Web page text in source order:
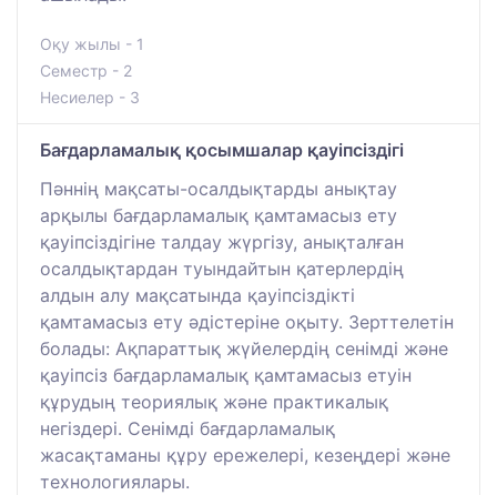
Оқу жылы - 1
Семестр - 2
Несиелер - 3
Бағдарламалық қосымшалар қауіпсіздігі
Пәннің мақсаты-осалдықтарды анықтау
арқылы бағдарламалық қамтамасыз ету
қауіпсіздігіне талдау жүргізу, анықталған
осалдықтардан туындайтын қатерлердің
алдын алу мақсатында қауіпсіздікті
қамтамасыз ету әдістеріне оқыту. Зерттелетін
болады: Ақпараттық жүйелердің сенімді және
қауіпсіз бағдарламалық қамтамасыз етуін
құрудың теориялық және практикалық
негіздері. Сенімді бағдарламалық
жасақтаманы құру ережелері, кезеңдері және
технологиялары.